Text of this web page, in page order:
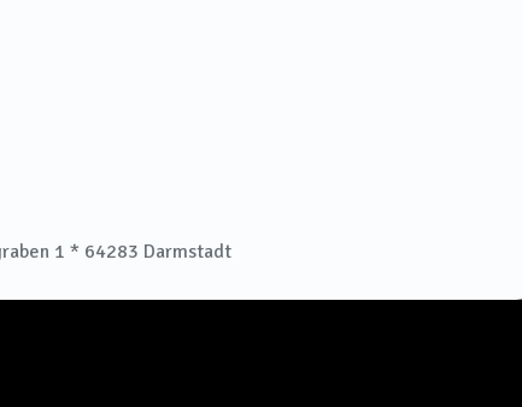
1 * 64283 Darmstadt